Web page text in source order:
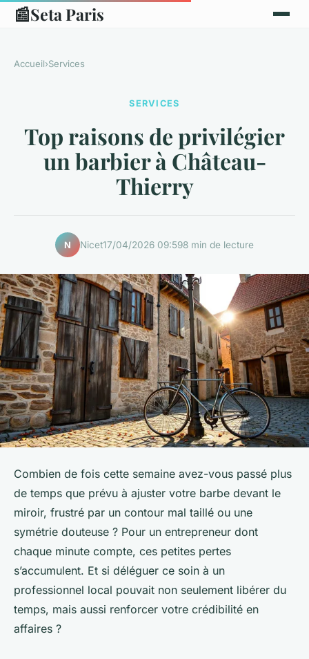
📰Seta Paris
Accueil›Services
SERVICES
Top raisons de privilégier
un barbier à Château-
Thierry
N Nicet17/04/2026 09:598 min de lecture
Combien de fois cette semaine avez-vous passé plus
de temps que prévu à ajuster votre barbe devant le
miroir, frustré par un contour mal taillé ou une
symétrie douteuse ? Pour un entrepreneur dont
chaque minute compte, ces petites pertes
s’accumulent. Et si déléguer ce soin à un
professionnel local pouvait non seulement libérer du
temps, mais aussi renforcer votre crédibilité en
affaires ?